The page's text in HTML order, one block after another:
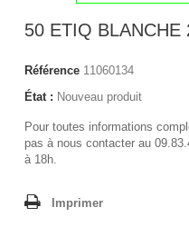
50 ETIQ BLANCHE
Référence 11060134
État : Nouveau produit
Pour toutes informations
pas à nous contacter au
à 18h.
Imprimer